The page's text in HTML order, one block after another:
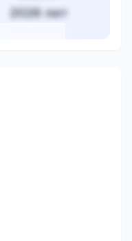
2026 лет